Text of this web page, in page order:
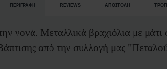
ΠΕΡΙΓΡΑΦΉ REVIEWS ΑΠΟΣΤΟΛΉ
νονά. Μεταλλικά βραχιόλια με
από την συλλογή μας